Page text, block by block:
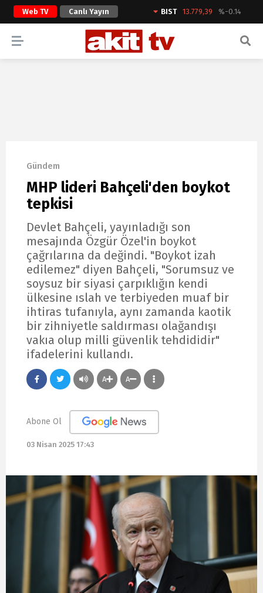
Web TV Canlı Yayın BIST 13.779,39 %-0.14
ARAMA YAP
Gündem
MHP lideri Bahçeli'den boykot
tepkisi
Devlet Bahçeli, yayınladığı son
mesajında Özgür Özel'in boykot
çağrılarına da değindi. "Boykot izah
edilemez" diyen Bahçeli, "Sorumsuz ve
soysuz bir siyasi çarpıklığın kendi
ülkesine ıslah ve terbiyeden muaf bir
ihtiras tufanıyla, aynı zamanda kaotik
bir zihniyetle saldırması olağandışı
vakıa olup milli güvenlik tehdididir"
ifadelerini kullandı.
A A
Abone Ol
03 Nisan 2025 17:43